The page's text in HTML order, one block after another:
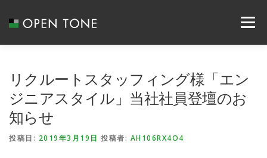
メニュー
SYSTEM INTEGRATION
リクルートスタッフィング様「エン
ジニアスタイル」当社社員登壇のお
知らせ
投稿日: 2019年3月19日 投稿者: AH106RX4O4